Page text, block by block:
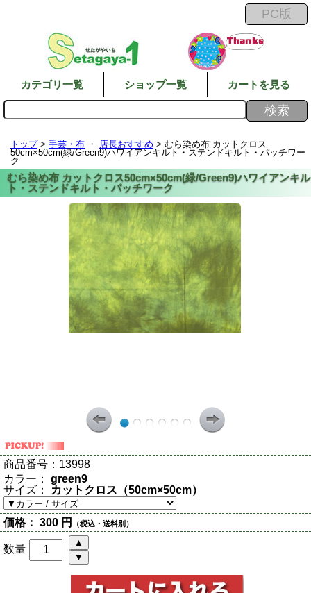
カテゴリ一覧 ショップ一覧 カートを見る
トップ> 手芸・布 ・ 店長おすすめ > むら染め布 カットクロス
50cm×50cm(緑/Green9)ハワイアンキルト・ステンドキルト・パッチワー
ク
商品番号： 13998
カラー：
green9
サイズ：
カットクロス（50cm×50cm）
価格： 300 円 （税込・送料別）
数量